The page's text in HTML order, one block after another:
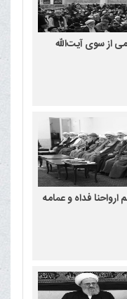
از سوی آیت‌الله
فداه و عمامه